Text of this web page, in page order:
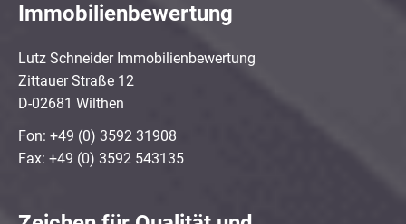
Immobilienbewertung
Lutz Schneider Immobilienbewertung
Zittauer Straße 12
D-02681 Wilthen
Fon: +49 (0) 3592 31908
Fax: +49 (0) 3592 543135